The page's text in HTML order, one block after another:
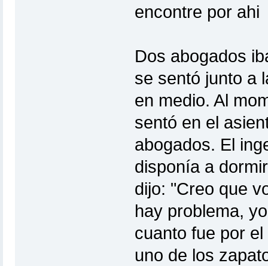
encontre por
Dos abogados
se sentó junto a
en medio. Al
sentó en el
abogados. El
disponía a
dijo: "Creo que
hay problema,
cuanto fue por
uno de los